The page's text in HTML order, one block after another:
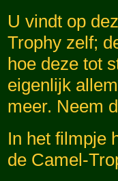
U vindt op
Trophy zelf;
hoe deze tot
eigenlijk
meer. Neem
In het filmpje
de Camel-